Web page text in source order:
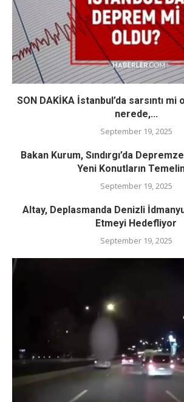
SON DAKİKA İstanbul’da sarsıntı mi
nerede,...
September 19, 2025
Bakan Kurum, Sındırgı’da
Yeni Konutların
September 19, 2025
Altay, Deplasmanda Denizli
Etmeyi Hedefliyor
September 19, 2025